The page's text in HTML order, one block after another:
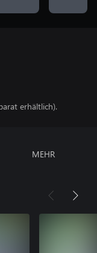
erhältlich).
MEHR